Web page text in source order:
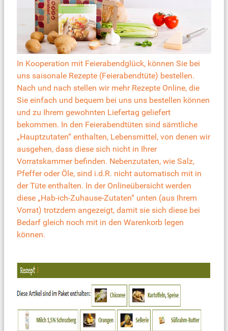
In Kooperation mit Feierabendglück, können Sie bei
uns saisonale Rezepte (Feierabendtüte) bestellen.
Nach und nach stellen wir mehr Rezepte Online, die
Sie einfach und bequem bei uns uns bestellen können
und zu Ihrem gewohnten Liefertag geliefert
bekommen. In den Feierabendtüten sind sämtliche
„Hauptzutaten“ enthalten, Lebensmittel, von denen wir
ausgehen, dass diese sich nicht in Ihrer
Vorratskammer befinden. Nebenzutaten, wie Salz,
Pfeffer oder Öle, sind i.d.R. nicht automatisch mit in
der Tüte enthalten. In der Onlineübersicht werden
diese „Hab-ich-Zuhause-Zutaten“ unten (aus Ihrem
Vorrat) trotzdem angezeigt, damit sie sich diese bei
Bedarf gleich noch mit in den Warenkorb legen
können.